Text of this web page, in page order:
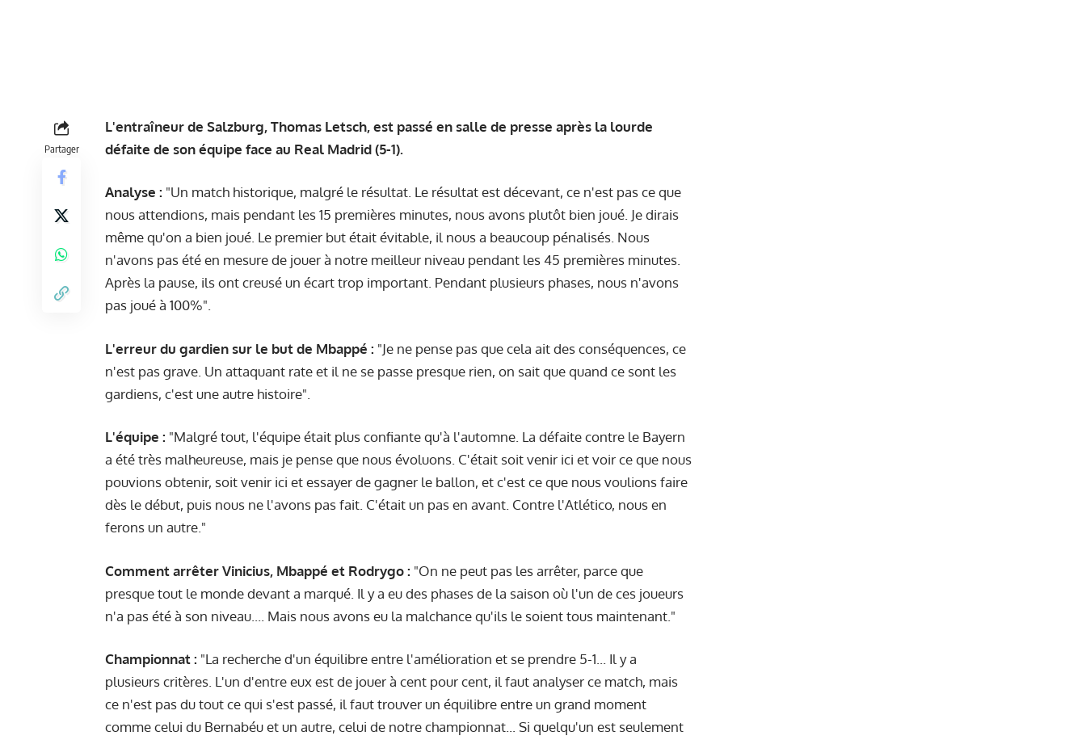
Partager
L'entraîneur de Salzburg, Thomas Letsch, est passé en salle de presse après la lourde
défaite de son équipe face au Real Madrid (5-1).
Analyse : "Un match historique, malgré le résultat. Le résultat est décevant, ce n'est pas ce que
nous attendions, mais pendant les 15 premières minutes, nous avons plutôt bien joué. Je dirais
même qu'on a bien joué. Le premier but était évitable, il nous a beaucoup pénalisés. Nous
n'avons pas été en mesure de jouer à notre meilleur niveau pendant les 45 premières minutes.
Après la pause, ils ont creusé un écart trop important. Pendant plusieurs phases, nous n'avons
pas joué à 100%".
L'erreur du gardien sur le but de Mbappé : "Je ne pense pas que cela ait des conséquences, ce
n'est pas grave. Un attaquant rate et il ne se passe presque rien, on sait que quand ce sont les
gardiens, c'est une autre histoire".
L'équipe : "Malgré tout, l'équipe était plus confiante qu'à l'automne. La défaite contre le Bayern
a été très malheureuse, mais je pense que nous évoluons. C'était soit venir ici et voir ce que nous
pouvions obtenir, soit venir ici et essayer de gagner le ballon, et c'est ce que nous voulions faire
dès le début, puis nous ne l'avons pas fait. C'était un pas en avant. Contre l'Atlético, nous en
ferons un autre."
Comment arrêter Vinicius, Mbappé et Rodrygo : "On ne peut pas les arrêter, parce que
presque tout le monde devant a marqué. Il y a eu des phases de la saison où l'un de ces joueurs
n'a pas été à son niveau.... Mais nous avons eu la malchance qu'ils le soient tous maintenant."
Championnat : "La recherche d'un équilibre entre l'amélioration et se prendre 5-1... Il y a
plusieurs critères. L'un d'entre eux est de jouer à cent pour cent, il faut analyser ce match, mais
ce n'est pas du tout ce qui s'est passé, il faut trouver un équilibre entre un grand moment
comme celui du Bernabéu et un autre, celui de notre championnat... Si quelqu'un est seulement